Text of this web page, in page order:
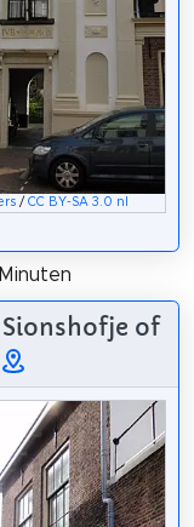
/CC BY-SA 3.0 nl
Sionshofje of